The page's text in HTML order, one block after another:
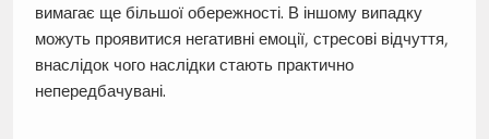
вимагає ще більшої обережності. В іншому випадку
можуть проявитися негативні емоції, стресові відчуття,
внаслідок чого наслідки стають практично
непередбачувані.